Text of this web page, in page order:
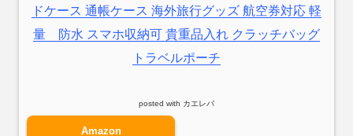
ドケース 通帳ケース 海外旅行グッズ 航空券対応 軽
量 防水 スマホ収納可 貴重品入れ クラッチバッグ
トラベルポーチ
posted with カエレバ
Amazon